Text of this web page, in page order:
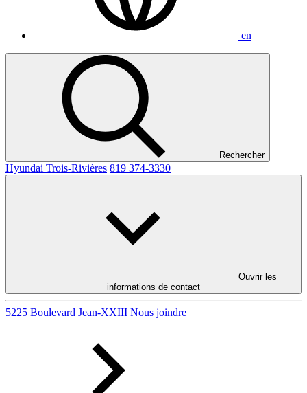
en
Rechercher
Hyundai Trois-Rivières 819 374-3330
Ouvrir les
informations de contact
5225 Boulevard Jean-XXIII Nous joindre